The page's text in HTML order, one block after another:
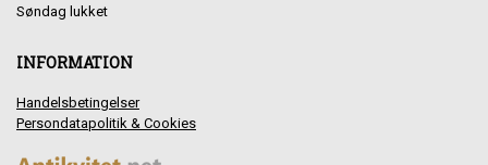
Søndag lukket
INFORMATION
Handelsbetingelser
Persondatapolitik & Cookies